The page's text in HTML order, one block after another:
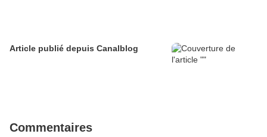
Article publié depuis Canalblog
Commentaires